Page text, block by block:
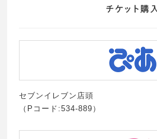
セブンイレブン店頭
（Pコード:534-889）